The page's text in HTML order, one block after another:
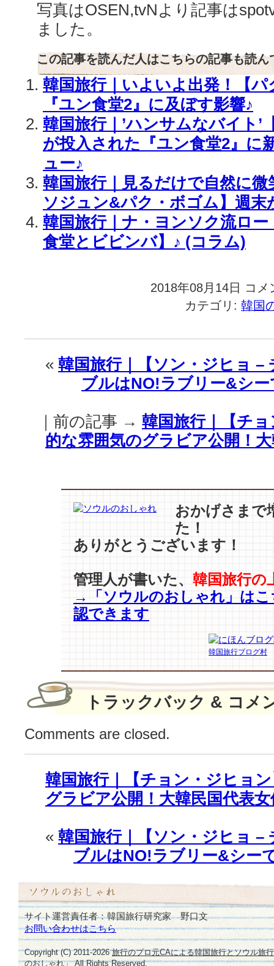
写真はOSEN,tvNより記事は
ました。
この記事を読んだ人はこちらの記事も読ん
韓国旅行｜いよいよ出発！【
『ユン食堂2』に及ぼす影響♪
韓国旅行｜’ハンサムなバイト’
が投入された『ユン食堂2』に
ュー♪
韓国旅行｜見るだけで自然に
ソジュン&パク・ボゴム】週末
韓国旅行｜ナ・ヨンソク流ロ
食堂とビビンバ】♪ (コラム)
2018年08月14日
韓
国
旅
｜
ク・
ソ
ジ
ン】
『ユ
ン
貴
な
い
は
コメ
カテゴリ: 韓国
« 韓国旅行｜【ソン・ジヒョ –
ブルはNO!ラブリー&シ
｜前の記事 → 韓国旅行｜【チ
的な雰囲気のグラビア公開！
おかげさまで
た！
ありがとうございます！
管理人が書いた、 韓国旅行の
→「ソウルのおしゃれ」はこ
認できます
韓国旅行ブログ村
トラックバック & コメ
Comments are closed.
韓国旅行｜【チョン・ジヒョ
グラビア公開！大韓民国代表
« 韓国旅行｜【ソン・ジヒョ –
ブルはNO!ラブリー&シー
サイト運営責任者：韓国旅行研究家 野口文
お問い合わせはこちら
Copyright (C) 2011-2026旅行のプロ元CAによる韓国旅行とソウル旅
のおしゃれ」All Rights Reserved.